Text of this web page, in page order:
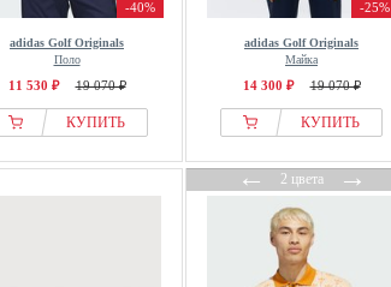
-40%
adidas Golf Originals
Поло
11 530 ₽ 19 070 ₽
КУПИТЬ
-25%
adidas Golf Originals
Майка
14 300 ₽ 19 070 ₽
КУПИТЬ
←2 цвета→